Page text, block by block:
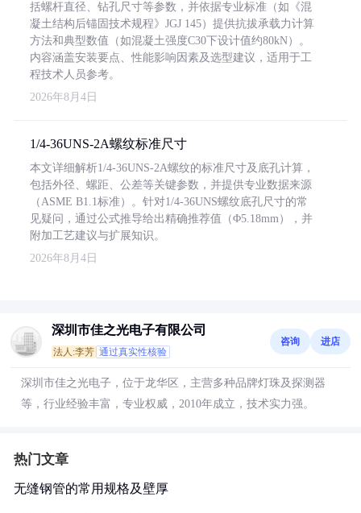
括螺杆直径、钻孔尺寸等参数，并依据专业标准（如《混
凝土结构后锚固技术规程》JGJ 145）提供抗拔承载力计算
方法和典型数值（如混凝土强度C30下设计值约80kN）。
内容涵盖安装要点、性能影响因素及选型建议，适用于工
程技术人员参考。
2026年8月4日
1/4-36UNS-2A螺纹标准尺寸
本文详细解析1/4-36UNS-2A螺纹的标准尺寸及底孔计算，
包括外径、螺距、公差等关键参数，并提供专业数据来源
（ASME B1.1标准）。针对1/4-36UNS螺纹底孔尺寸的常
见疑问，通过公式推导给出精确推荐值（Φ5.18mm），并
附加工艺建议与扩展知识。
2026年8月4日
深圳市佳之光电子有限公司
法人:李芳 通过真实性核验
咨询 进店
深圳市佳之光电子，位于龙华区，主营多种品牌灯珠及探测器
等，行业经验丰富，专业权威，2010年成立，技术实力强。
热门文章
无缝钢管的常用规格及壁厚